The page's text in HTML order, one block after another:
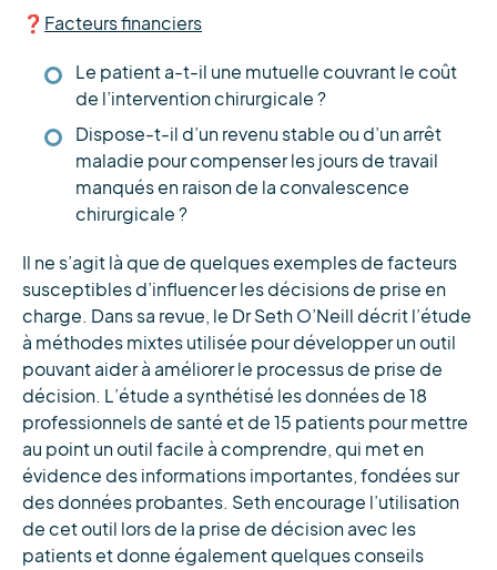
❓ Facteurs financiers
Le patient a-t-il une mutuelle couvrant le coût
de l’intervention chirurgicale ?
Dispose-t-il d’un revenu stable ou d’un arrêt
maladie pour compenser les jours de travail
manqués en raison de la convalescence
chirurgicale ?
Il ne s’agit là que de quelques exemples de facteurs
susceptibles d’influencer les décisions de prise en
charge. Dans sa revue, le Dr Seth O’Neill décrit l’étude
à méthodes mixtes utilisée pour développer un outil
pouvant aider à améliorer le processus de prise de
décision. L’étude a synthétisé les données de 18
professionnels de santé et de 15 patients pour mettre
au point un outil facile à comprendre, qui met en
évidence des informations importantes, fondées sur
des données probantes. Seth encourage l’utilisation
de cet outil lors de la prise de décision avec les
patients et donne également quelques conseils